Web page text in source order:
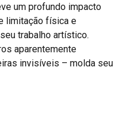
um profundo impacto
limitação física e
trabalho artístico.
aparentemente
invisíveis – molda seu